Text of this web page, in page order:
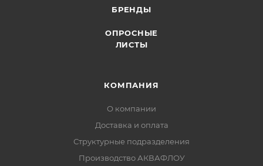
БРЕНДЫ
ОПРОСНЫЕ
ЛИСТЫ
КОМПАНИЯ
О компании
Доставка и оплата
Структурные подразделения
Производство АКВАФЛОУ